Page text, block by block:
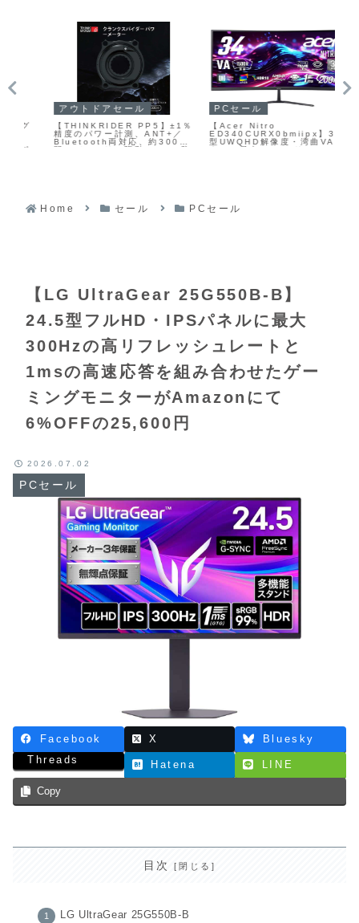
アウトドアセール
【THINKRIDER PP5】±1％
精度のパワー計測、ANT+／
Bluetooth両対応、約300時
間のバッテリー駆動、IPX7防
PCセール
【Acer Nitro
ED340CURX0bmiipx】34
型UWQHD解像度・湾曲VAパ
ネル、最大200Hzリフレッシ
Home セール PCセール
【LG UltraGear 25G550B-B】
24.5型フルHD・IPSパネルに最大
300Hzの高リフレッシュレートと
1msの高速応答を組み合わせたゲー
ミングモニターがAmazonにて
6%OFFの25,600円
PCセール
2026.07.02
Facebook X
Bluesky
Threads
Hatena LINE
Copy
目次
LG UltraGear 25G550B-B